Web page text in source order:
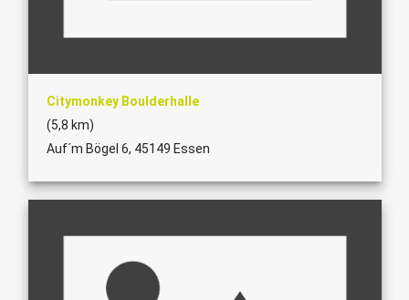
Citymonkey Boulderhalle
(5,8 km)
Auf´m Bögel 6, 45149 Essen